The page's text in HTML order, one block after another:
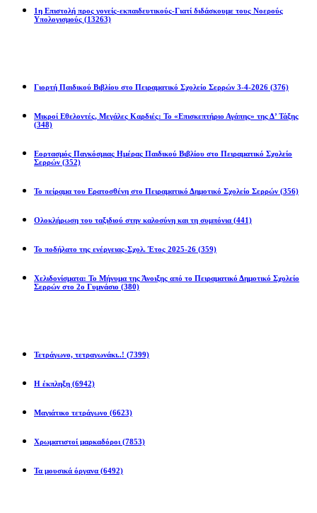
1η Επιστολή προς γονείς-εκπαιδευτικούς-Γιατί διδάσκουμε τους Νοερούς
Υπολογισμούς (13263)
Γιορτή Παιδικού Βιβλίου στο Πειραματικό Σχολείο Σερρών 3-4-2026 (376)
Μικροί Εθελοντές, Μεγάλες Καρδιές: Το «Επισκεπτήριο Αγάπης» της Δ’ Τάξης
(348)
Εορτασμός Παγκόσμιας Ημέρας Παιδικού Βιβλίου στο Πειραματικό Σχολείο
Σερρών (352)
Το πείραμα του Ερατοσθένη στο Πειραματικό Δημοτικό Σχολείο Σερρών (356)
Ολοκλήρωση του ταξιδιού στην καλοσύνη και τη συμπόνια (441)
Το ποδήλατο της ενέργειας-Σχολ. Έτος 2025-26 (359)
Χελιδονίσματα: Το Μήνυμα της Άνοιξης από το Πειραματικό Δημοτικό Σχολείο
Σερρών στο 2ο Γυμνάσιο (380)
Τετράγωνο, τετραγωνάκι..! (7399)
Η έκπληξη (6942)
Μαγιάτικο τετράγωνο (6623)
Χρωματιστοί μαρκαδόροι (7853)
Τα μουσικά όργανα (6492)